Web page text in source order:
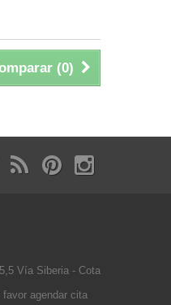
(0)
Vía Siberia - Cota
agendar cita